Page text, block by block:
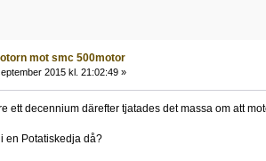
mot smc 500motor
2015 kl. 21:02:49 »
ett decennium därefter tjatades det massa om att
en Potatiskedja då?